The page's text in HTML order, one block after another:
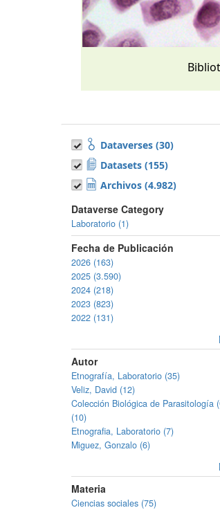
Dataverses (30)
Datasets (155)
Archivos (4.982)
Dataverse Category
Laboratorio (1)
Fecha de Publicación
2026 (163)
2025 (3.590)
2024 (218)
2023 (823)
2022 (131)
Autor
Etnografía, Laboratorio (35)
Veliz, David (12)
Colección Biológica de Parasitología
(10)
Etnografia, Laboratorio (7)
Miguez, Gonzalo (6)
Materia
Ciencias sociales (75)